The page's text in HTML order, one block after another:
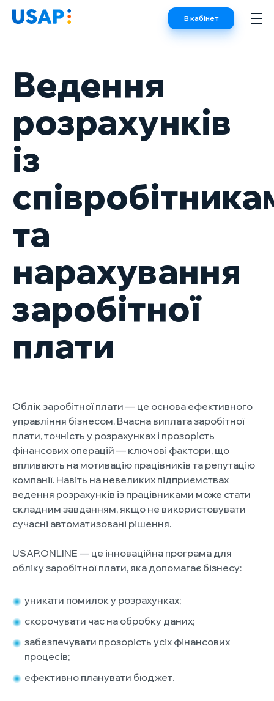
Skip
В кабінет
Ведення
розрахунків
із
та
нарахування
заробітної
плати
Облік заробітної плати — це основа ефективного
управління бізнесом. Вчасна виплата заробітної
плати, точність у розрахунках і прозорість
фінансових операцій — ключові фактори, що
впливають на мотивацію працівників та репутацію
компанії. Навіть на невеликих підприємствах
ведення розрахунків із працівниками може стати
складним завданням, якщо не використовувати
сучасні автоматизовані рішення.
USAP.ONLINE — це інноваційна програма для
обліку заробітної плати, яка допомагає бізнесу:
уникати помилок у розрахунках;
скорочувати час на обробку даних;
забезпечувати прозорість усіх фінансових
процесів;
ефективно планувати бюджет.